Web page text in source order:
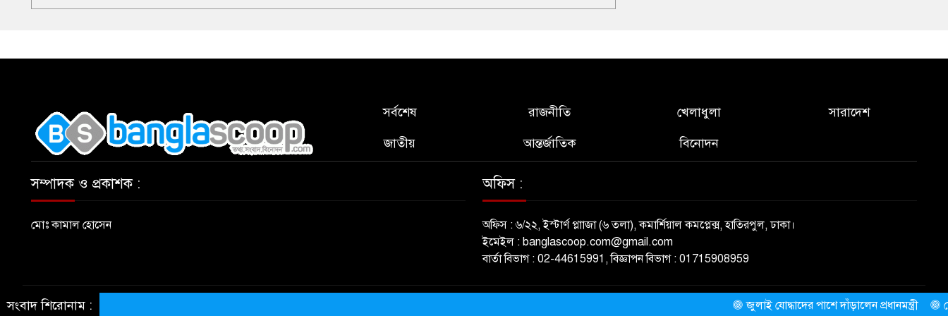
সর্বশেষ
জাতীয়
রাজনীতি
আন্তর্জাতিক
খেলাধুলা
বিনোদন
সারাদেশ
সম্পাদক ও প্রকাশক :
মোঃ কামাল হোসেন
অফিস :
অফিস : ৬/২২, ইস্টার্ণ প্লাাজা (৬ তলা), কমার্শিয়াল কমপ্লেক্স, হাতিরপুল, ঢাকা।
ইমেইল : banglascoop.com@gmail.com
বার্তা বিভাগ : 02-44615991, বিজ্ঞাপন বিভাগ : 01715908959
© All rights reserved © BanglaScoop NewsScript Developed BYThemesBazar.com
সংবাদ শিরোনাম : জুলাই যোদ্ধাদের পাশে দাঁড়ালেন প্রধানমন্ত্রী